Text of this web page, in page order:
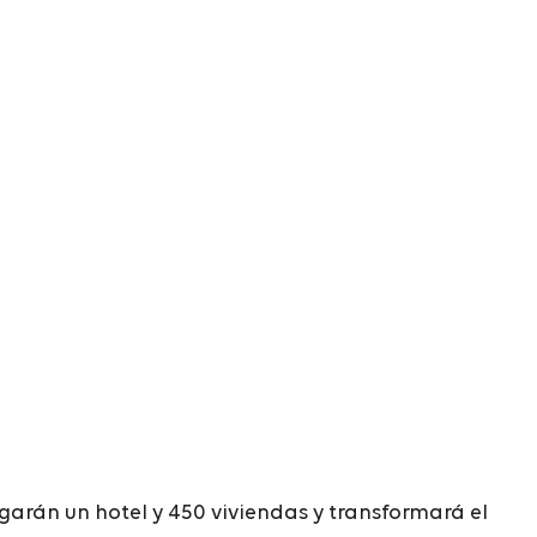
un hotel y 450 viviendas y transformará el